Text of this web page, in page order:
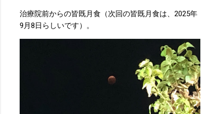
治療院前からの皆既月食（次回の皆既月食は、2025年
9月8日らしいです）。